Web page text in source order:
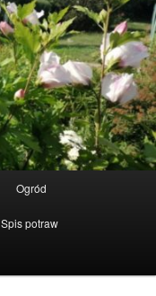
Ogród
Spis potraw